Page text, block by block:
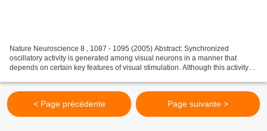
Nature Neuroscience 8 , 1087 - 1095 (2005) Abstract: Synchronized
oscillatory activity is generated among visual neurons in a manner that
depends on certain key features of visual stimulation. Although this activity
< Page précédente Page suivante >